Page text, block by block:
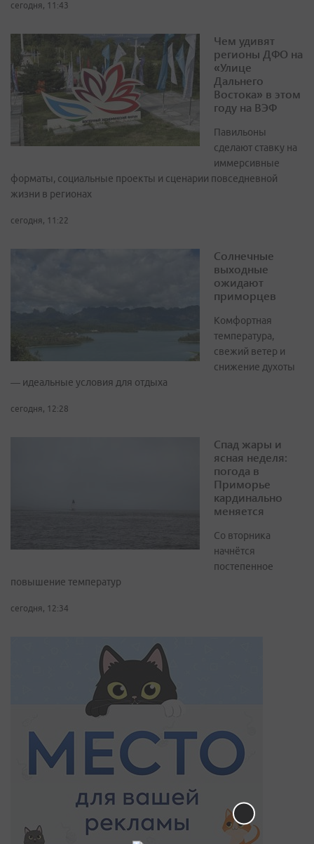
сегодня, 11:43
Чем удивят
регионы ДФО на
«Улице
Дальнего
Востока» в этом
году на ВЭФ
Павильоны
сделают ставку на
иммерсивные
форматы, социальные проекты и сценарии повседневной
жизни в регионах
сегодня, 11:22
Солнечные
выходные
ожидают
приморцев
Комфортная
температура,
свежий ветер и
снижение духоты
— идеальные условия для отдыха
сегодня, 12:28
Спад жары и
ясная неделя:
погода в
Приморье
кардинально
меняется
Со вторника
начнётся
постепенное
повышение температур
сегодня, 12:34